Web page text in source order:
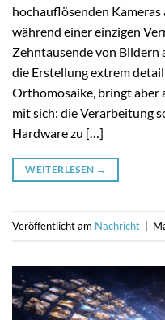
hochauflösenden
während einer einzigen
Zehntausende von Bildern
die Erstellung extrem
Orthomosaike, bringt aber
mit sich: die Verarbeitung
Hardware zu […]
WEITERLESEN →
Veröffentlicht am Nachricht